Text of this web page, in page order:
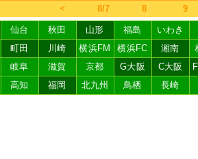
＜ 8/7 8 9
仙台 秋田 山形 福島
いわき
町田 川崎 横浜FM 横浜FC 湘南
岐阜 滋賀 京都 G大阪 C大阪
高知 福岡 北九州 鳥栖 長崎